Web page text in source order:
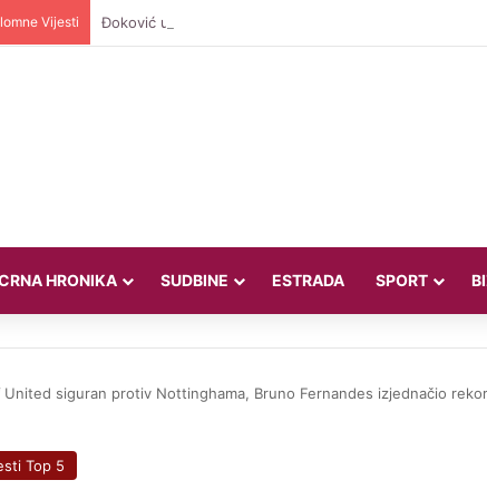
Vijesti Đoković usred mora uzeo telefon od fanova i napravio
HRONIKA SUDBINE ESTRADA SPORT
United siguran protiv Nottinghama, Bruno Fernandes izjednačio
Top 5